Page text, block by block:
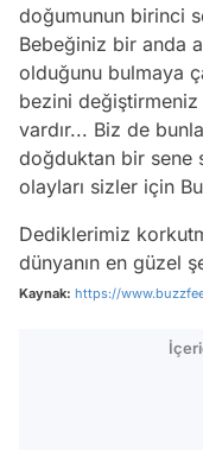
doğumunun birinci
Bebeğiniz bir anda
olduğunu bulmaya
bezini değiştirmeniz
vardır... Biz de
doğduktan bir sene
olayları sizler için
Dediklerimiz
dünyanın en güzel
Kaynak: https://